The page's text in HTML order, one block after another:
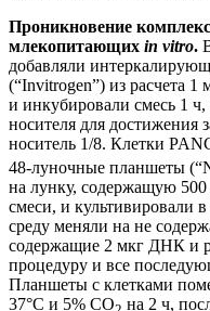
Проникновение
млекопитающих in vitro.
добавляли
(“Invitrogen”) из расчета
и инкубировали смесь 1 ч,
носителя для
носитель 1/8. Клетки
48‑луночные планшеты
на лунку, содержащую 500
смеси, и культивировали
среду меняли на не
содержащие 2 мкг ДНК и
процедуру и все
Планшеты с клетками
37°С и 5% СО
на 2 ч,